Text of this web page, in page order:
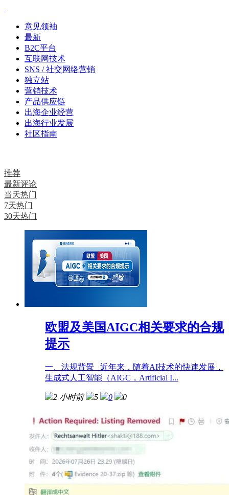
意见领袖
最新
B2C平台
互联网技术
SNS / 社交网络营销
独立站
营销技术
产品供应链
出海企业经营
出海行业发展
社区指南
推荐
最新评论
当天热门
7天热门
30天热门
欧盟及美国AIGC相关要求的合规
提示
一、法规背景 近年来，随着AI技术的快速发展，
生成式人工智能（AIGC，Artificial I...
2 小时前 5 0 0